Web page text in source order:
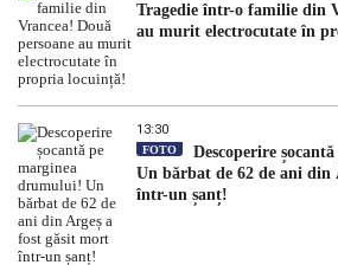
Tragedie într-o familie din
au murit electrocutate în
13:30
FOTO
Descoperire
Un bărbat de 62 de ani din
într-un șanț!